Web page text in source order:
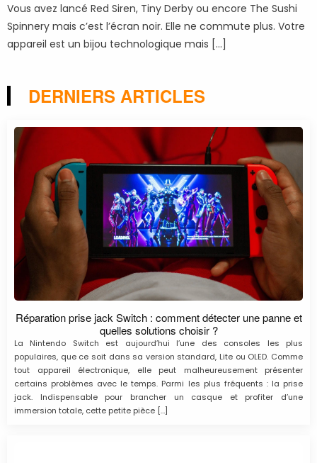
Vous avez lancé Red Siren, Tiny Derby ou encore The Sushi
Spinnery mais c’est l’écran noir. Elle ne commute plus. Votre
appareil est un bijou technologique mais […]
DERNIERS ARTICLES
Réparation prise jack Switch : comment détecter une panne et
quelles solutions choisir ?
La Nintendo Switch est aujourd’hui l’une des consoles les plus
populaires, que ce soit dans sa version standard, Lite ou OLED. Comme
tout appareil électronique, elle peut malheureusement présenter
certains problèmes avec le temps. Parmi les plus fréquents : la prise
jack. Indispensable pour brancher un casque et profiter d’une
immersion totale, cette petite pièce […]